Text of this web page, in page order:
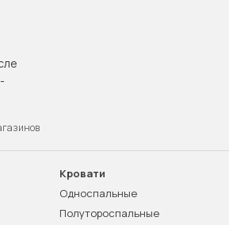
Кровати
Односпальные
Полутороспальные